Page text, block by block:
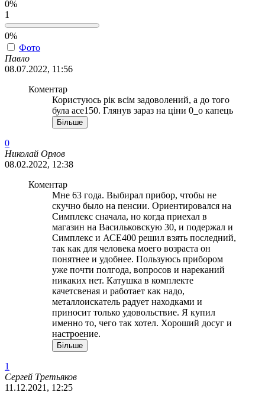
0%
1
0%
Фото
Павло
08.07.2022, 11:56
Коментар
Користуюсь рік всім задоволений, а до того
була асе150. Глянув зараз на ціни 0_о капець
Більше
0
Николай Орлов
08.02.2022, 12:38
Коментар
Мне 63 года. Выбирал прибор, чтобы не
скучно было на пенсии. Ориентировался на
Симплекс сначала, но когда приехал в
магазин на Васильковскую 30, и подержал и
Симплекс и АСЕ400 решил взять последний,
так как для человека моего возраста он
понятнее и удобнее. Пользуюсь прибором
уже почти полгода, вопросов и нареканий
никаких нет. Катушка в комплекте
качетсвеная и работает как надо,
металлоискатель радует находками и
приносит только удовольствие. Я купил
именно то, чего так хотел. Хороший досуг и
настроение.
Більше
1
Сергей Третьяков
11.12.2021, 12:25